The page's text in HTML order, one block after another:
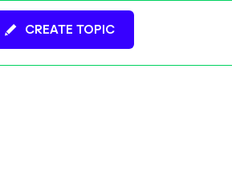
CREATE TOPIC